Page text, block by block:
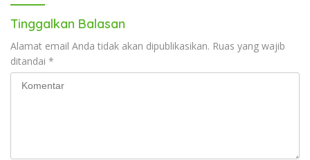
Tinggalkan Balasan
Alamat email Anda tidak akan dipublikasikan. Ruas yang wajib
ditandai *